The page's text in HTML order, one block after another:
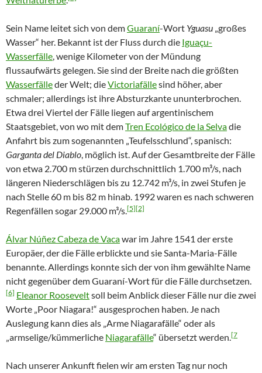
Sein Name leitet sich von demGuaraní-Wort Yguasu „großes
Wasser“ her. Bekannt ist der Fluss durch die Iguaçu-
Wasserfälle, wenige Kilometer von der Mündung
flussaufwärts gelegen. Sie sind der Breite nach die größten
Wasserfälleder Welt; dieVictoriafällesind höher, aber
schmaler; allerdings ist ihre Absturzkante ununterbrochen.
Etwa drei Viertel der Fälle liegen auf argentinischem
Staatsgebiet, von wo mit demTren Ecológico de la Selvadie
Anfahrt bis zum sogenannten „Teufelsschlund“, spanisch:
Garganta del Diablo, möglich ist. Auf der Gesamtbreite der Fälle
von etwa 2.700 m stürzen durchschnittlich 1.700 m³/s, nach
längeren Niederschlägen bis zu 12.742 m³/s, in zwei Stufen je
nach Stelle 60 m bis 82 m hinab. 1992 waren es nach schweren
Regenfällen sogar 29.000 m³/s.[5][2]
Álvar Núñez Cabeza de Vacawar im Jahre 1541 der erste
Europäer, der die Fälle erblickte und sie Santa-Maria-Fälle
benannte. Allerdings konnte sich der von ihm gewählte Name
nicht gegenüber dem Guaraní-Wort für die Fälle durchsetzen.
[6] Eleanor Rooseveltsoll beim Anblick dieser Fälle nur die zwei
Worte „Poor Niagara!“ ausgesprochen haben. Je nach
Auslegung kann dies als „Arme Niagarafälle“ oder als
„armselige/kümmerliche Niagarafälle“ übersetzt werden.[7
Nach unserer Ankunft fielen wir am ersten Tag nur noch